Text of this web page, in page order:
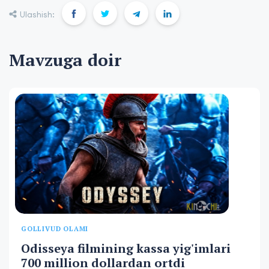
Ulashish:
Mavzuga doir
GOLLIVUD OLAMI
Odisseya filmining kassa yig'imlari
700 million dollardan ortdi